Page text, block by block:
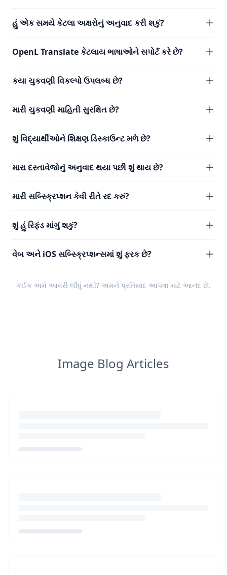
હું એક સમયે કેટલા અક્ષરોનું અનુવાદ કરી શકું?
OpenL Translate કેટલાય ભાષાઓને સપોર્ટ કરે છે?
કયા ચુકવણી વિકલ્પો ઉપલબ્ધ છે?
મારી ચુકવણી માહિતી સુરક્ષિત છે?
શું વિદ્યાર્થીઓને શિક્ષણ ડિસ્કાઉન્ટ મળે છે?
મારા દસ્તાવેજોનું અનુવાદ થયા પછી શું થાય છે?
મારી સબ્સ્ક્રિપ્શન કેવી રીતે રદ કરું?
શું હું રિફંડ માંગું શકું?
વેબ અને iOS સબ્સ્ક્રિપ્શન્સમાં શું ફરક છે?
કંઈક અમે આવરી લીધું નથી? અમને પ્રતિસાદ આપવા માટે આનંદ છે.
Image Blog Articles